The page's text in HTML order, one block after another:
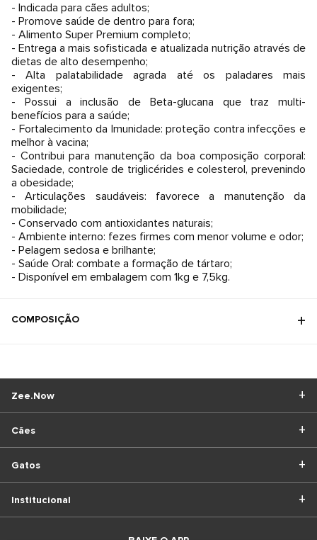
- Indicada para cães adultos;
- Promove saúde de dentro para fora;
- Alimento Super Premium completo;
- Entrega a mais sofisticada e atualizada nutrição através de
dietas de alto desempenho;
- Alta palatabilidade agrada até os paladares mais
exigentes;
- Possui a inclusão de Beta-glucana que traz multi-
benefícios para a saúde;
- Fortalecimento da Imunidade: proteção contra infecções e
melhor à vacina;
- Contribui para manutenção da boa composição corporal:
Saciedade, controle de triglicérides e colesterol, prevenindo
a obesidade;
- Articulações saudáveis: favorece a manutenção da
mobilidade;
- Conservado com antioxidantes naturais;
- Ambiente interno: fezes firmes com menor volume e odor;
- Pelagem sedosa e brilhante;
- Saúde Oral: combate a formação de tártaro;
- Disponível em embalagem com 1kg e 7,5kg.
COMPOSIÇÃO
Cães
Gatos
Zee.Now
Institucional